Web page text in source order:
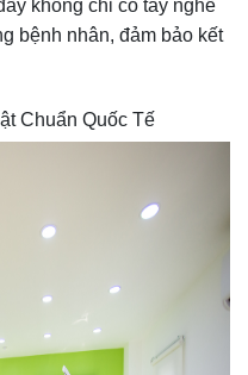
không chỉ có tay nghề
bệnh nhân, đảm bảo kết
Chuẩn Quốc Tế